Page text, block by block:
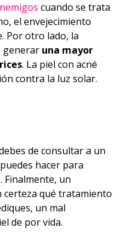
cuando se trata
el envejecimiento
Por otro lado, la
generar una mayor
. La piel con acné
contra la luz solar.
de consultar a un
hacer para
Finalmente, un
certeza qué tratamiento
un mal
de por vida.